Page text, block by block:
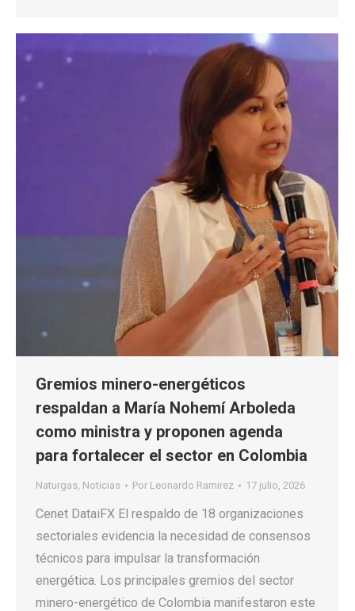
Gremios minero-energéticos
respaldan a María Nohemí Arboleda
como ministra y proponen agenda
para fortalecer el sector en Colombia
Naturgas, Noticias Por Leonardo Ramirez 17 julio, 2026
Cenet DataiFX El respaldo de 18 organizaciones
sectoriales evidencia la necesidad de consensos
técnicos para impulsar la transformación
energética. Los principales gremios del sector
minero-energético de Colombia manifestaron este